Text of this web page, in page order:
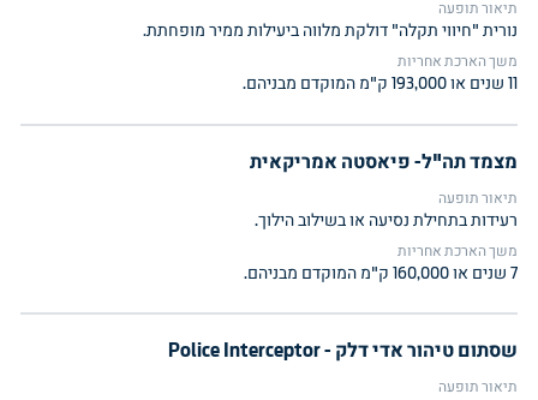
תיאור תופעה
נורית "חיווי תקלה" דולקת מלווה ביעילות ממיר מופחתת.
משך הארכת אחריות
11 שנים או 193,000 ק"מ המוקדם מבניהם.
מצמד תה"ל- פיאסטה אמריקאית
תיאור תופעה
רעידות בתחילת נסיעה או בשילוב הילוך.
משך הארכת אחריות
7 שנים או 160,000 ק"מ המוקדם מבניהם.
שסתום טיהור אדי דלק - Police Interceptor
תיאור תופעה